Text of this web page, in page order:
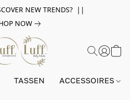
NEW TRENDS? ||
NOW
TASSEN ACCESSOIRES